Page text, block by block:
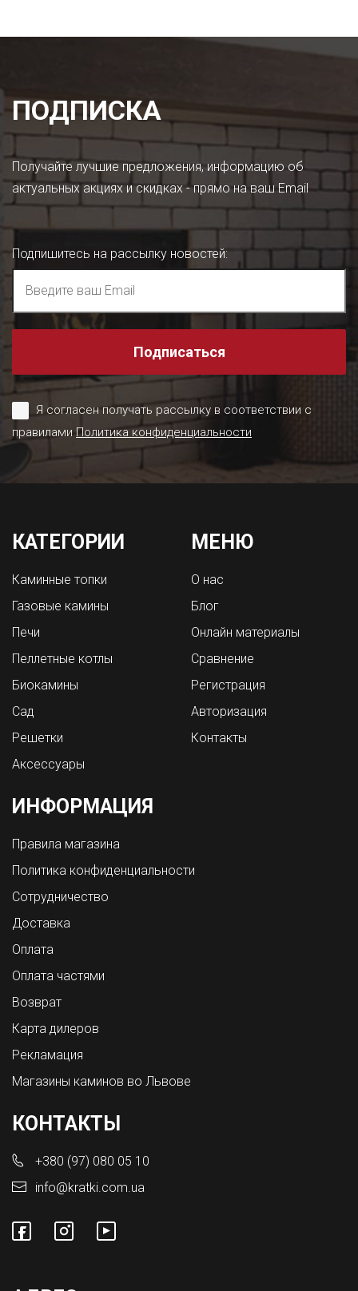
ПОДПИСКА
Получайте лучшие предложения, информацию об
актуальных акциях и скидках - прямо на ваш Email
Подпишитесь на рассылку новостей:
Подписаться
Я согласен получать рассылку в соответствии с
правиламиПолитика конфиденциальности
КАТЕГОРИИ
Каминные топки
Газовые камины
Печи
Пеллетные котлы
Биокамины
Сад
Решетки
Аксессуары
МЕНЮ
О нас
Блог
Онлайн материалы
Сравнение
Регистрация
Авторизация
Контакты
ИНФОРМАЦИЯ
Правила магазина
Политика конфиденциальности
Сотрудничество
Доставка
Оплата
Оплата частями
Возврат
Карта дилеров
Рекламация
Магазины каминов во Львове
КОНТАКТЫ
+380 (97) 080 05 10
info@kratki.com.ua